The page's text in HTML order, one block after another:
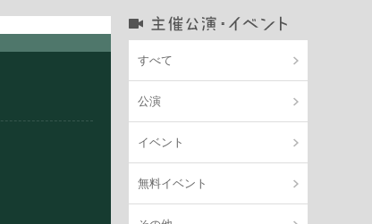
すべて
公演
イベント
無料イベント